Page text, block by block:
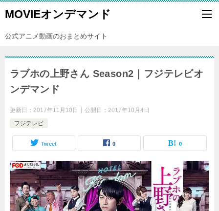
MOVIEオンデマンド
公式アニメ動画のおまとめサイト
ラブホの上野さん Season2｜フジテレビオ
ンデマンド
更新日： 2017年11月10日 公開日： 2017年10月4日
フジテレビ
Tweet 0 0